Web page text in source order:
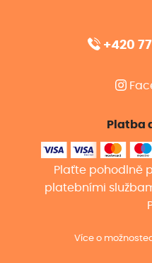
+420
Platba
Plaťte pohodlně
platebními
Více o